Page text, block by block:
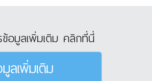
อมูลเพิ่มเติม คลิกที่นี่
ลเพิ่มเติม